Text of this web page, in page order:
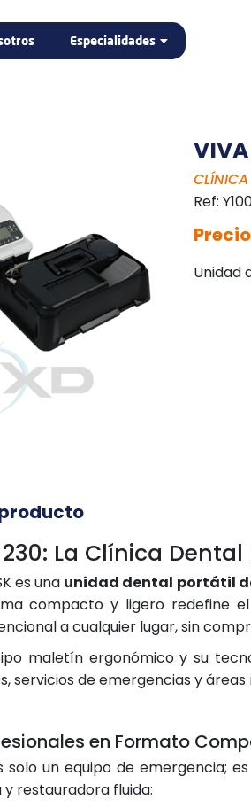
Especialidades
Ref:
Unidad
230: La Clínica
es una unidad dental portátil
compacto y ligero redefine
a cualquier lugar, sin
maletín ergonómico y su
servicios de emergencias y
en Formato
solo un equipo de emergencia;
restauradora fluida: